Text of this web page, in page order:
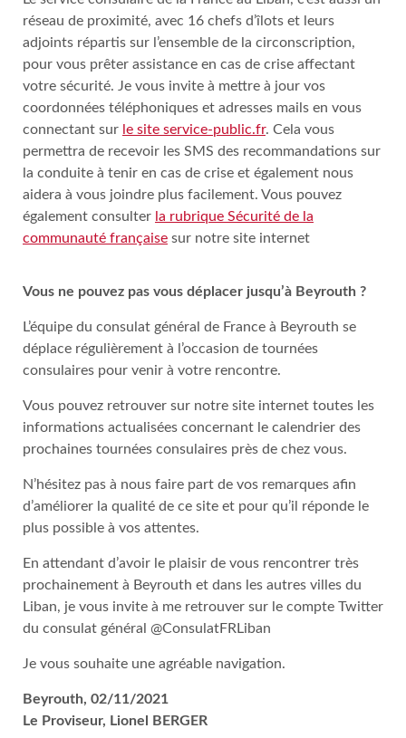
réseau de proximité, avec 16 chefs d’îlots et leurs
adjoints répartis sur l’ensemble de la circonscription,
pour vous prêter assistance en cas de crise affectant
votre sécurité. Je vous invite à mettre à jour vos
coordonnées téléphoniques et adresses mails en vous
connectant sur le site service-public.fr. Cela vous
permettra de recevoir les SMS des recommandations sur
la conduite à tenir en cas de crise et également nous
aidera à vous joindre plus facilement. Vous pouvez
également consulter la rubrique Sécurité de la
communauté française sur notre site internet
Vous ne pouvez pas vous déplacer jusqu’à Beyrouth ?
L’équipe du consulat général de France à Beyrouth se
déplace régulièrement à l’occasion de tournées
consulaires pour venir à votre rencontre.
Vous pouvez retrouver sur notre site internet toutes les
informations actualisées concernant le calendrier des
prochaines tournées consulaires près de chez vous.
N’hésitez pas à nous faire part de vos remarques afin
d’améliorer la qualité de ce site et pour qu’il réponde le
plus possible à vos attentes.
En attendant d’avoir le plaisir de vous rencontrer très
prochainement à Beyrouth et dans les autres villes du
Liban, je vous invite à me retrouver sur le compte Twitter
du consulat général @ConsulatFRLiban
Je vous souhaite une agréable navigation.
Beyrouth, 02/11/2021
Le Proviseur, Lionel BERGER